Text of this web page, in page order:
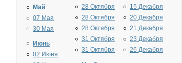
Май
07 Мая
30 Мая
Июнь
02 Июня
28 Октября
28 Октября
28 Октября
31 Октября
31 Октября
15 Декабря
20 Декабря
21 Декабря
23 Декабря
26 Декабря